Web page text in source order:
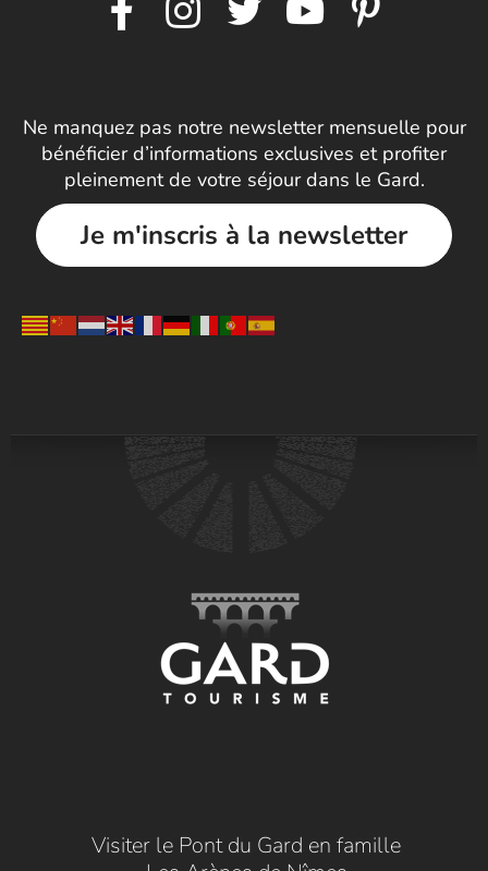
Ne manquez pas notre newsletter mensuelle pour
bénéficier d’informations exclusives et profiter
pleinement de votre séjour dans le Gard.
Je m'inscris à la newsletter
Visiter le Pont du Gard en famille